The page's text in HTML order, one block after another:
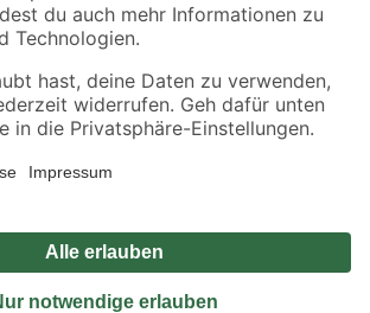
gesetzl. MwSt.. Die dargestellten Angebote sind unter
verfügbar. Die angegebenen Verfügbarkeiten beziehen
reicht.
gilt nicht für Artikel mit Speditionsversand, hier
Impressum
Widerrufsrecht
Vertrag widerrufen